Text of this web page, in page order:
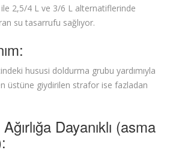
2,5/4 L ve 3/6 L alternatiflerinde
su tasarrufu sağlıyor.
hususi doldurma grubu yardımıyla
üstüne giydirilen strafor ise fazladan
Dayanıklı (asma